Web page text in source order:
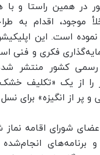
در همین راستا و
موجود، اقدام به
نموده است. این
فکری و فنی
رسمی کشور منتشر
را از یک «تکلیف
و پر از انگیزه» برای
شورای اقامه
برنامه‌های